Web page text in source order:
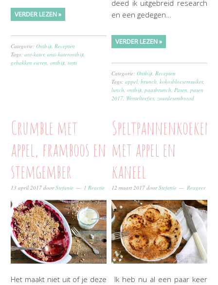
VERDER LEZEN »
Categorie:Ontbijt Recepten
Tags:ant-kater,anti-katerontbijt
gebakken eieren ,ontbijt ,tosti
deed ik uitgebreid research
en een gedegen…
VERDER LEZEN »
Categorie:Ontbijt Recepten
Tags:appel ,brunch ,kokosbloesemsuiker,
lunch ,ontbijt ,paasbrunch Pasen ,pasen
2017 Wentelteefjes zuurdesembrood
Crumble met
appel, framboos en
stemgember
13 april 2017 doorStefanie 1 Reactie
Het maakt niet uit of je deze
Speltpannenkoeken
met appel en
kaneel
12 maart 2017 doorStefanie Reageer
Ik heb nu al een paar keer